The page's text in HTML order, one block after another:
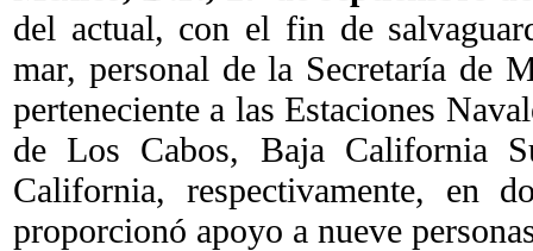
del actual, con el fin de
mar, personal de la Secretaría de
perteneciente a las Estaciones
de Los Cabos, Baja California
California, respectivamente, en
proporcionó apoyo a nueve